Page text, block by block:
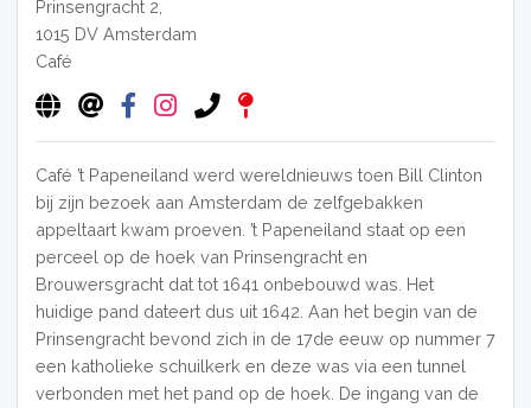
Prinsengracht 2,
1015 DV Amsterdam
Café
Café ’t Papeneiland werd wereldnieuws toen Bill Clinton
bij zijn bezoek aan Amsterdam de zelfgebakken
appeltaart kwam proeven. ’t Papeneiland staat op een
perceel op de hoek van Prinsengracht en
Brouwersgracht dat tot 1641 onbebouwd was. Het
huidige pand dateert dus uit 1642. Aan het begin van de
Prinsengracht bevond zich in de 17de eeuw op nummer 7
een katholieke schuilkerk en deze was via een tunnel
verbonden met het pand op de hoek. De ingang van de